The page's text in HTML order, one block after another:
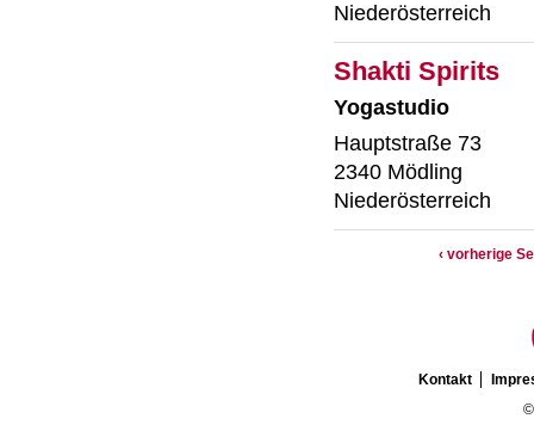
Niederösterreich
Shakti Spirits
Yogastudio
Hauptstraße 73
2340 Mödling
Niederösterreich
‹ vorherige
Kontakt
©